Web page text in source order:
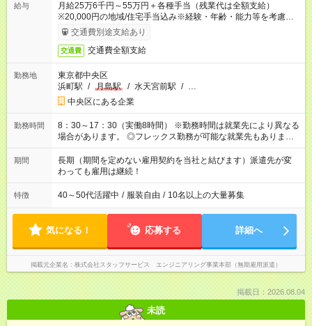
給与
月給25万6千円～55万円＋各種手当（残業代は全額支給）
※20,000円の地域/住宅手当込み※経験・年齢・能力等を考慮し
て加給・優遇します。★同一就業先で1年以上継続したら月1万
円の継続手当支給
交通費別途支給あり
交通費 交通費全額支給
勤務地
東京都中央区
浜町駅 / 月島駅 / 水天宮前駅 / …
中央区にある企業
勤務時間
8：30～17：30（実働8時間） ※勤務時間は就業先により異なる
場合があります。 ◎フレックス勤務が可能な就業先もありま
す。 ◎今よりもさらに働きやすい環境をつくるべく、 働き方
改革に全社をあげて取り組んでいます。
期間
長期（期間を定めない雇用契約を当社と結びます）派遣先が変
わっても雇用は継続！
特徴 40～50代活躍中 / 服装自由 / 10名以上の大量募集
気になる！ 応募する 詳細へ
掲載元企業名 株式会社スタッフサービス エンジニアリング事業本部（無期雇用派遣）
掲載日：2026.08.04
未読